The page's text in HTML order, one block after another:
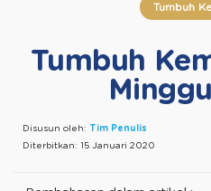
Tumbuh
Tumbuh
Disusun oleh: Tim Penulis
Diterbitkan: 15 Januari 2020